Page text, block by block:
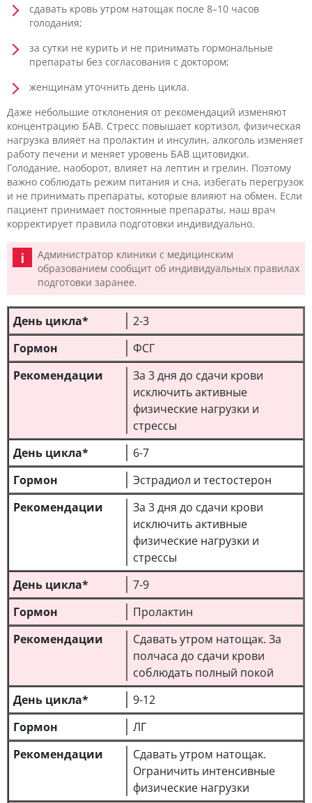
сдавать кровь утром натощак после 8–10 часов
голодания;
за сутки не курить и не принимать гормональные
препараты без согласования с доктором;
женщинам уточнить день цикла.
Даже небольшие отклонения от рекомендаций изменяют
концентрацию БАВ. Стресс повышает кортизол, физическая
нагрузка влияет на пролактин и инсулин, алкоголь изменяет
работу печени и меняет уровень БАВ щитовидки.
Голодание, наоборот, влияет на лептин и грелин. Поэтому
важно соблюдать режим питания и сна, избегать перегрузок
и не принимать препараты, которые влияют на обмен. Если
пациент принимает постоянные препараты, наш врач
корректирует правила подготовки индивидуально.
Администратор клиники с медицинским
образованием сообщит об индивидуальных правилах
подготовки заранее.
2-3
ФСГ
За 3 дня до сдачи крови
исключить активные
физические нагрузки и
стрессы
6-7
Эстрадиол и тестостерон
За 3 дня до сдачи крови
исключить активные
физические нагрузки и
стрессы
7-9
Пролактин
Сдавать утром натощак. За
полчаса до сдачи крови
соблюдать полный покой
9-12
ЛГ
Сдавать утром натощак.
Ограничить интенсивные
физические нагрузки